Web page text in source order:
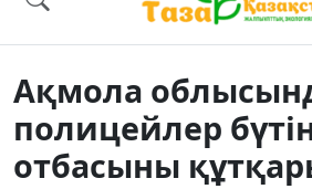
Ақмола
полицейлер
отбасыны